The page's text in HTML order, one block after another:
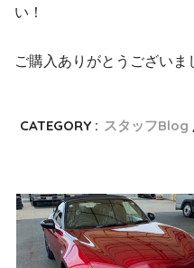
い！
ご購入ありがとうございま
CATEGORY : スタッフBlog